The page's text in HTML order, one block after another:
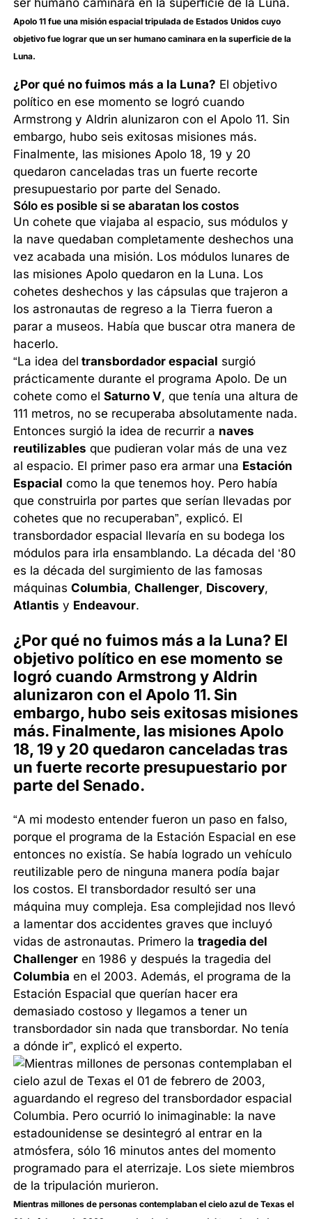
Apolo 11 fue una misión espacial tripulada de Estados Unidos cuyo
objetivo fue lograr que un ser humano caminara en la superficie de la
Luna.
¿Por qué no fuimos más a la Luna? El objetivo
político en ese momento se logró cuando
Armstrong y Aldrin alunizaron con el Apolo 11. Sin
embargo, hubo seis exitosas misiones más.
Finalmente, las misiones Apolo 18, 19 y 20
quedaron canceladas tras un fuerte recorte
presupuestario por parte del Senado.
Sólo es posible si se abaratan los costos
Un cohete que viajaba al espacio, sus módulos y
la nave quedaban completamente deshechos una
vez acabada una misión. Los módulos lunares de
las misiones Apolo quedaron en la Luna. Los
cohetes deshechos y las cápsulas que trajeron a
los astronautas de regreso a la Tierra fueron a
parar a museos. Había que buscar otra manera de
hacerlo.
“La idea del transbordador espacial surgió
prácticamente durante el programa Apolo. De un
cohete como elSaturno V, que tenía una altura de
111 metros, no se recuperaba absolutamente nada.
Entonces surgió la idea de recurrir a naves
reutilizables que pudieran volar más de una vez
al espacio. El primer paso era armar una Estación
Espacial como la que tenemos hoy. Pero había
que construirla por partes que serían llevadas por
cohetes que no recuperaban”, explicó. El
transbordador espacial llevaría en su bodega los
módulos para irla ensamblando. La década del ‘80
es la década del surgimiento de las famosas
máquinasColumbia,Challenger, Discovery,
Atlantis y Endeavour.
¿Por qué no fuimos más a la Luna? El
objetivo político en ese momento se
logró cuando Armstrong y Aldrin
alunizaron con el Apolo 11. Sin
embargo, hubo seis exitosas misiones
más. Finalmente, las misiones Apolo
18, 19 y 20 quedaron canceladas tras
un fuerte recorte presupuestario por
parte del Senado.
“A mi modesto entender fueron un paso en falso,
porque el programa de la Estación Espacial en ese
entonces no existía. Se había logrado un vehículo
reutilizable pero de ninguna manera podía bajar
los costos. El transbordador resultó ser una
máquina muy compleja. Esa complejidad nos llevó
a lamentar dos accidentes graves que incluyó
vidas de astronautas. Primero latragedia del
Challenger en 1986 y después la tragedia del
Columbia en el 2003. Además, el programa de la
Estación Espacial que querían hacer era
demasiado costoso y llegamos a tener un
transbordador sin nada que transbordar. No tenía
a dónde ir”, explicó el experto.
Mientras millones de personas contemplaban el cielo azul de Texas el